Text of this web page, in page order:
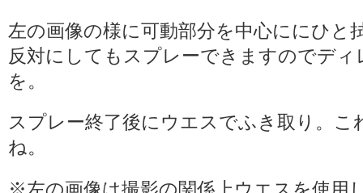
左の画像の様に可動部分を中心ににひと
反対にしてもスプレーできますのでデ
を。
スプレー終了後にウエスでふき取り。こ
ね。